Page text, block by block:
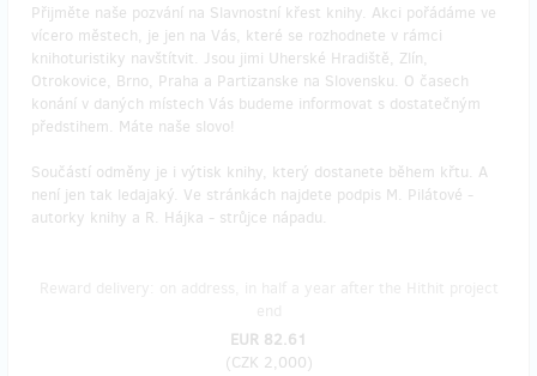
Přijměte naše pozvání na Slavnostní křest knihy. Akci pořádáme ve
vícero městech, je jen na Vás, které se rozhodnete v rámci
knihoturistiky navštítvit. Jsou jimi Uherské Hradiště, Zlín,
Otrokovice, Brno, Praha a Partizanske na Slovensku. O časech
konání v daných místech Vás budeme informovat s dostatečným
předstihem. Máte naše slovo!
Součástí odměny je i výtisk knihy, který dostanete během křtu. A
není jen tak ledajaký. Ve stránkách najdete podpis M. Pilátové -
autorky knihy a R. Hájka - strůjce nápadu.
EUR 82.61
(CZK 2,000)